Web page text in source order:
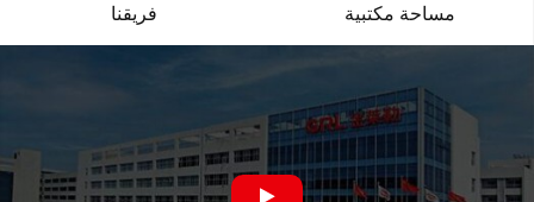
مساحة مكتبية فريقنا